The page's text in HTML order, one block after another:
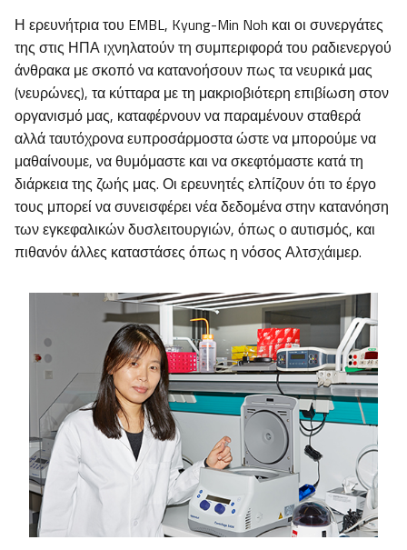
Η ερευνήτρια του EMBL, Kyung-Min Noh και οι συνεργάτες
της στις ΗΠΑ ιχνηλατούν τη συμπεριφορά του ραδιενεργού
άνθρακα με σκοπό να κατανοήσουν πως τα νευρικά μας
(νευρώνες), τα κύτταρα με τη μακριοβιότερη επιβίωση στον
οργανισμό μας, καταφέρνουν να παραμένουν σταθερά
αλλά ταυτόχρονα ευπροσάρμοστα ώστε να μπορούμε να
μαθαίνουμε, να θυμόμαστε και να σκεφτόμαστε κατά τη
διάρκεια της ζωής μας. Οι ερευνητές ελπίζουν ότι το έργο
τους μπορεί να συνεισφέρει νέα δεδομένα στην κατανόηση
των εγκεφαλικών δυσλειτουργιών, όπως ο αυτισμός, και
πιθανόν άλλες καταστάσες όπως η νόσος Αλτσχάιμερ.